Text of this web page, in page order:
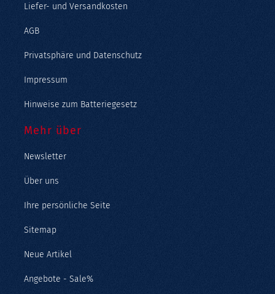
Liefer- und Versandkosten
AGB
Privatsphäre und Datenschutz
Impressum
Hinweise zum Batteriegesetz
Mehr über
Newsletter
Über uns
Ihre persönliche Seite
Sitemap
Neue Artikel
Angebote - Sale%